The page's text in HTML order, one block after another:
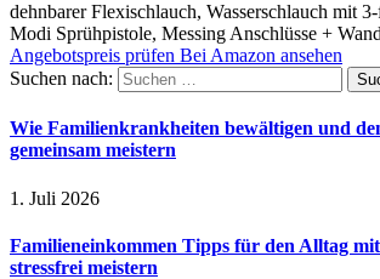
dehnbarer Flexischlauch, Wasserschlauch mit
Modi Sprühpistole, Messing Anschlüsse +
Angebotspreis prüfen Bei Amazon ansehen
Suchen nach:
Wie Familienkrankheiten bewältigen und
gemeinsam meistern
1. Juli 2026
Familieneinkommen Tipps für den Alltag
stressfrei meistern